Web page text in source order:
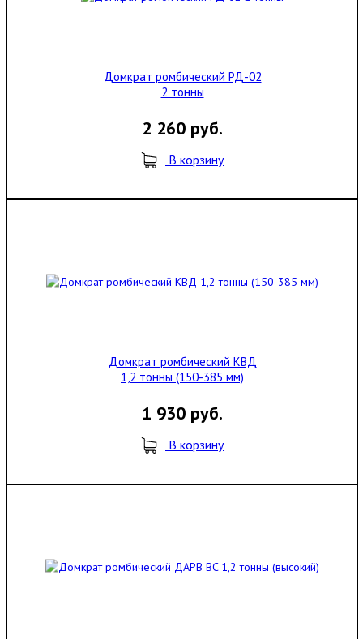
Домкрат ромбический РД-02
2 тонны
2 260 руб.
В корзину
Домкрат ромбический КВД
1,2 тонны (150-385 мм)
1 930 руб.
В корзину